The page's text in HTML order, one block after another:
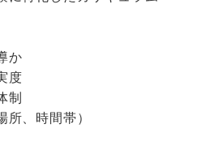
か
度
制
、時間帯）